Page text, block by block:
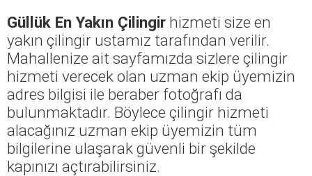
Güllük En Yakın Çilingir hizmeti size en
yakın çilingir ustamız tarafından verilir.
Mahallenize ait sayfamızda sizlere çilingir
hizmeti verecek olan uzman ekip üyemizin
adres bilgisi ile beraber fotoğrafı da
bulunmaktadır. Böylece çilingir hizmeti
alacağınız uzman ekip üyemizin tüm
bilgilerine ulaşarak güvenli bir şekilde
kapınızı açtırabilirsiniz.